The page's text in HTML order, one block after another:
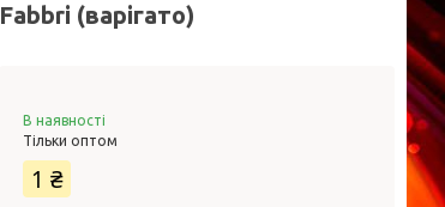
Fabbri (варігато)
В наявності
Тільки оптом
1 ₴